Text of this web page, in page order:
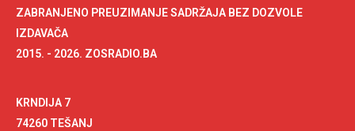
ZABRANJENO PREUZIMANJE SADRŽAJA BEZ DOZVOLE
IZDAVAČA
2015. - 2026. ZOSRADIO.BA
KRNDIJA 7
74260 TEŠANJ